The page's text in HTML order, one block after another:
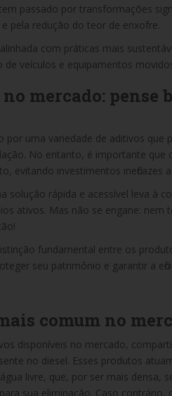
passado por transformações
pela redução do teor de enxofre.
com práticas mais
veículos e equipamentos
mercado: pense
por uma variedade de aditivos que
No entanto, é importante que
evitando investimentos ineficazes
solução rápida e acessível leva à
ativos. Mas não se engane: nem
fundamental entre os
seu patrimônio e garantir a
comum no
disponíveis no mercado,
no diesel. Esses produtos
livre, que, por ser mais densa,
sua eliminação. Caso contrário,